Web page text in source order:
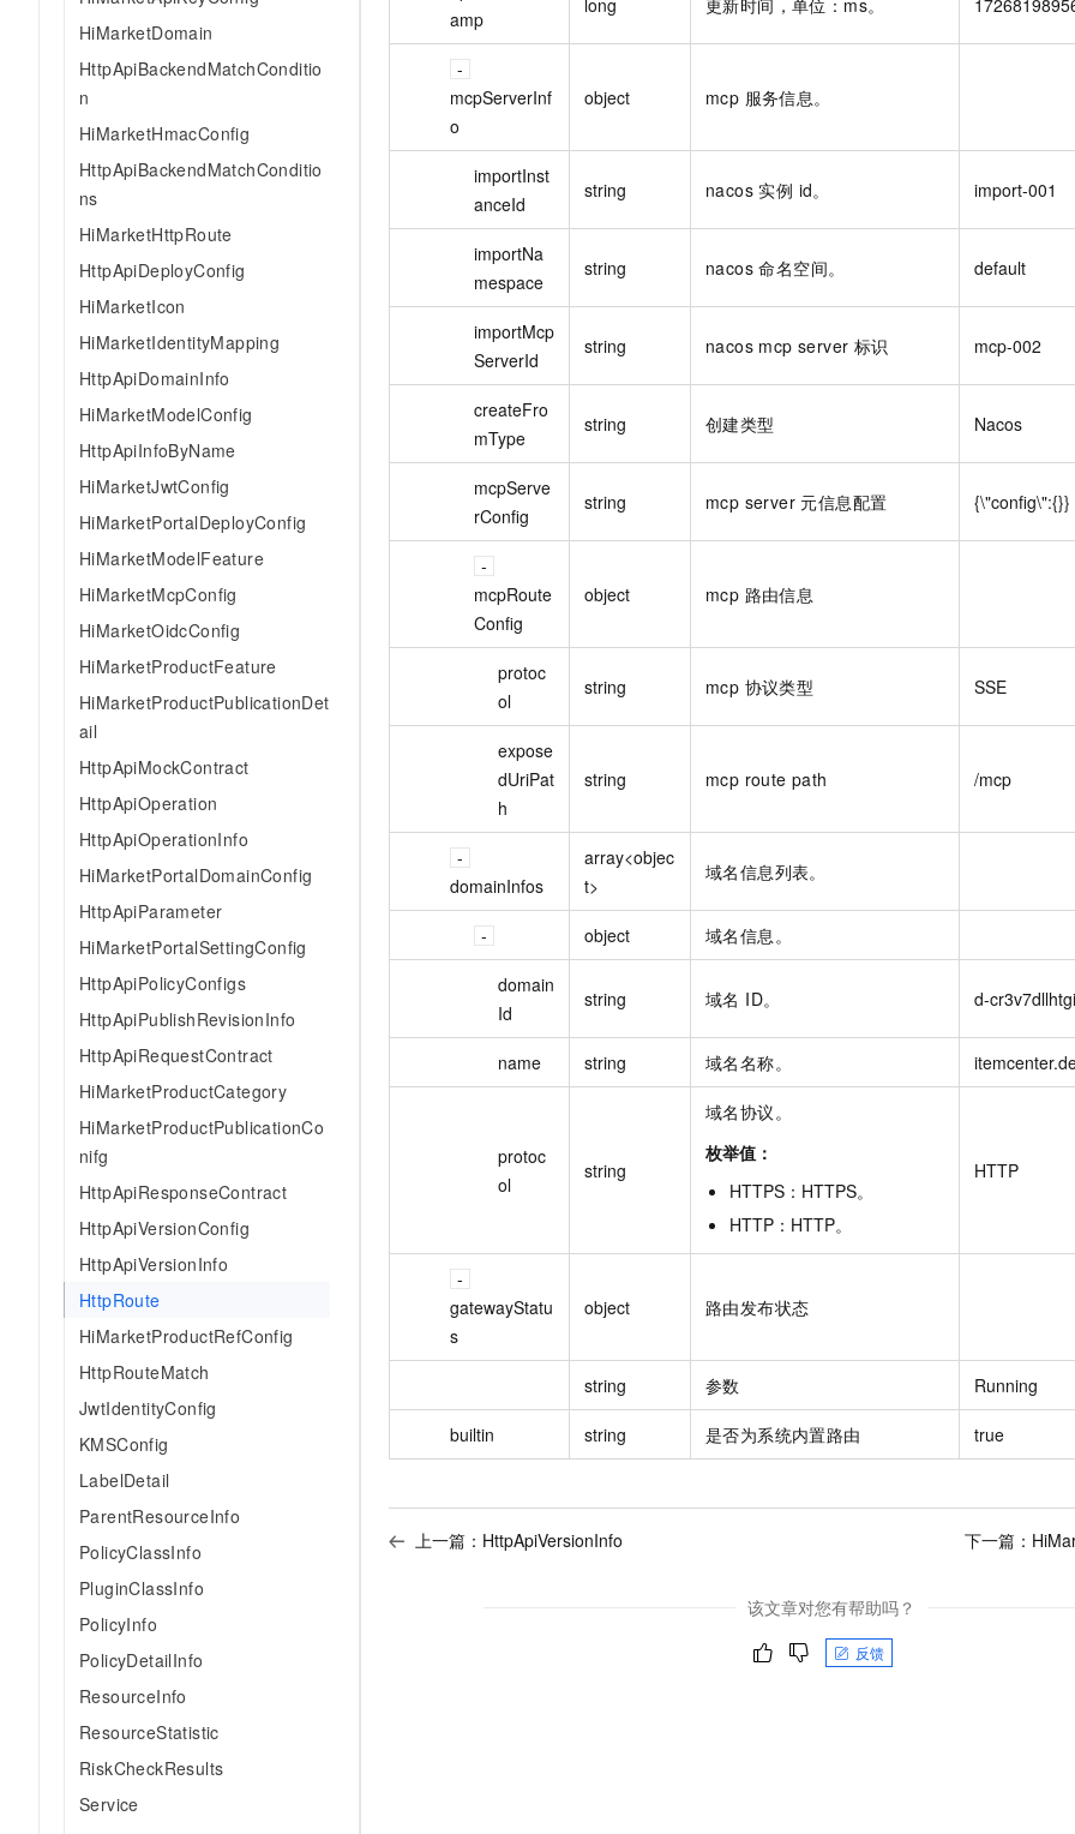
HiMarketDomain
HttpApiBackendMatchConditio
n
HiMarketHmacConfig
HttpApiBackendMatchConditio
ns
HiMarketHttpRoute
HttpApiDeployConfig
HiMarketIcon
HiMarketIdentityMapping
HttpApiDomainInfo
HiMarketModelConfig
HttpApiInfoByName
HiMarketJwtConfig
HiMarketPortalDeployConfig
HiMarketModelFeature
HiMarketMcpConfig
HiMarketOidcConfig
HiMarketProductFeature
HiMarketProductPublicationDet
ail
HttpApiMockContract
HttpApiOperation
HttpApiOperationInfo
HiMarketPortalDomainConfig
HttpApiParameter
HiMarketPortalSettingConfig
HttpApiPolicyConfigs
HttpApiPublishRevisionInfo
HttpApiRequestContract
HiMarketProductCategory
HiMarketProductPublicationCo
nifg
HttpApiResponseContract
HttpApiVersionConfig
HttpApiVersionInfo
HttpRoute
HiMarketProductRefConfig
HttpRouteMatch
JwtIdentityConfig
KMSConfig
LabelDetail
ParentResourceInfo
PolicyClassInfo
PluginClassInfo
PolicyInfo
PolicyDetailInfo
ResourceInfo
ResourceStatistic
RiskCheckResults
Service
amp
long 更新时间，单位：ms。
mcpServerInf
o
object mcp 服务信息。
importInst
anceId
string nacos 实例 id。 import-001
importNa
mespace
string nacos 命名空间。 default
importMcp
ServerId
string nacos mcp server 标识 mcp-002
createFro
mType
string 创建类型 Nacos
mcpServe
rConfig
string mcp server 元信息配置 {\"config\":{}}
mcpRoute
Config
object mcp 路由信息
protoc
ol
string mcp 协议类型 SSE
expose
dUriPat
h
string mcp route path /mcp
domainInfos
array<objec
t>
域名信息列表。
object 域名信息。
domain
Id
string 域名 ID。 d-
name string 域名名称。
protoc
ol
string
域名协议。
枚举值：
HTTPS ： HTTPS。
HTTP ： HTTP。
HTTP
gatewayStatu
s
object 路由发布状态
string 参数 Running
builtin string 是否为系统内置路由 true
上一篇： HttpApiVersionInfo 下一篇：
该文章对您有帮助吗？
反馈